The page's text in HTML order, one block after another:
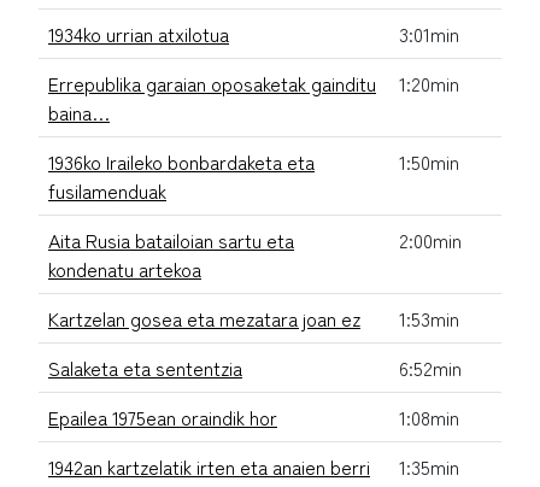
1934ko urrian atxilotua
3:01min
Errepublika garaian oposaketak gainditu
baina…
1:20min
1936ko Iraileko bonbardaketa eta
fusilamenduak
1:50min
Aita Rusia batailoian sartu eta
kondenatu artekoa
2:00min
Kartzelan gosea eta mezatara joan ez
1:53min
Salaketa eta sententzia
6:52min
Epailea 1975ean oraindik hor
1:08min
1942an kartzelatik irten eta anaien berri
1:35min